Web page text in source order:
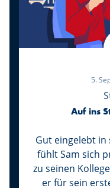
5.
Auf ins
Gut eingelebt in
fühlt Sam sich
zu seinen
er für sein